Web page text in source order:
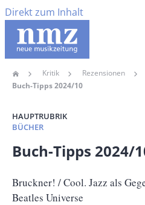
Direkt zum Inhalt
Pfadnavigation
Home Kritik Rezensionen
Buch-Tipps 2024/10
HAUPTRUBRIK
BÜCHER
Banner
Size
Buch-Tipps 2024/
Untertitel
Bruckner! / Cool. Jazz als
Beatles Universe